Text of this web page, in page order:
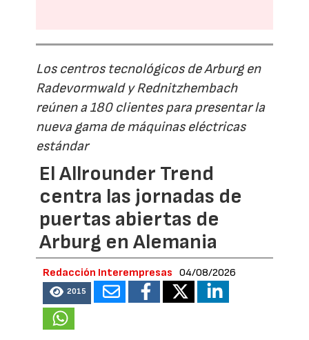
Los centros tecnológicos de Arburg en
Radevormwald y Rednitzhembach
reúnen a 180 clientes para presentar la
nueva gama de máquinas eléctricas
estándar
El Allrounder Trend
centra las jornadas de
puertas abiertas de
Arburg en Alemania
Redacción Interempresas 04/08/2026
2015